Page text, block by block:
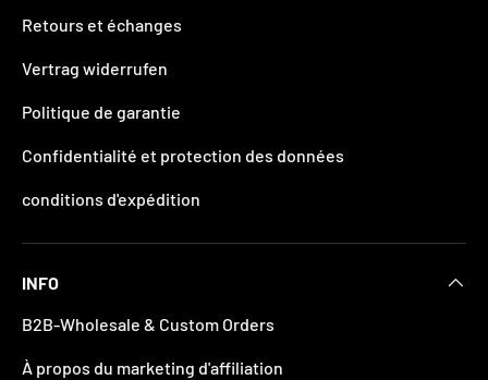
Retours et échanges
Vertrag widerrufen
Politique de garantie
Confidentialité et protection des données
conditions d'expédition
INFO
B2B-Wholesale & Custom Orders
À propos du marketing d'affiliation